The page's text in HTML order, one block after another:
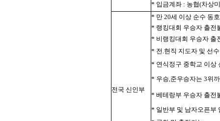
* 입금계좌 : 농협(차상
전국 신인부
* 만 20세 이상 순수 동
* 랭킹대회 우승자 출전
* 비랭킹대회 우승자 출
* 전.현직 지도자 및 선
* 연식정구 중학교 이상
* 우승,준우승자는 3위
* 베테랑부 우승자 출전
* 일반부 및 남자오픈부